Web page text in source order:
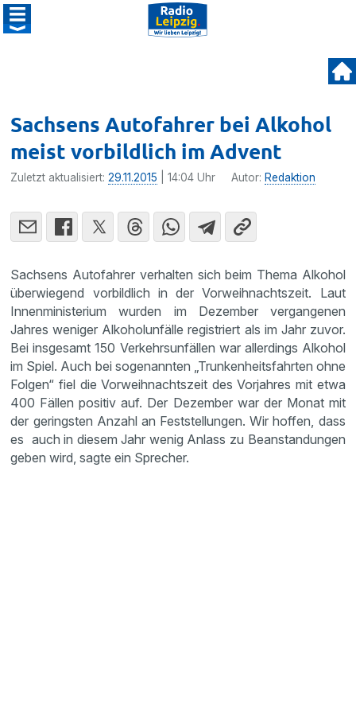
Sachsens Autofahrer bei Alkohol
meist vorbildlich im Advent
Zuletzt aktualisiert:29.11.2015 | 14:04 Uhr Autor: Redaktion
Sachsens Autofahrer verhalten sich beim Thema Alkohol
überwie­gend vorbild­lich in der Vorweih­nachts­zeit. Laut
Innen­mi­nis­te­rium wurden im Dezember vergan­genen
Jahres weniger Alkohol­un­fälle regis­triert als im Jahr zuvor.
Bei insge­samt 150 Verkehrs­un­fällen war aller­dings Alkohol
im Spiel. Auch bei sogenannten „Trunken­heits­fahrten ohne
Folgen“ fiel die Vorweih­nachts­zeit des Vorjahres mit etwa
400 Fällen positiv auf. Der Dezember war der Monat mit
der geringsten Anzahl an Feststel­lungen. Wir hoffen, dass
es auch in diesem Jahr wenig Anlass zu Beanstan­dungen
geben wird, sagte ein Sprecher.